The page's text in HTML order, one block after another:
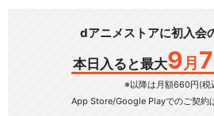
dアニメストアに初入会
本日入ると最大9 月 7
※以降は月額660円(税
App Store/Google Playでのご契約